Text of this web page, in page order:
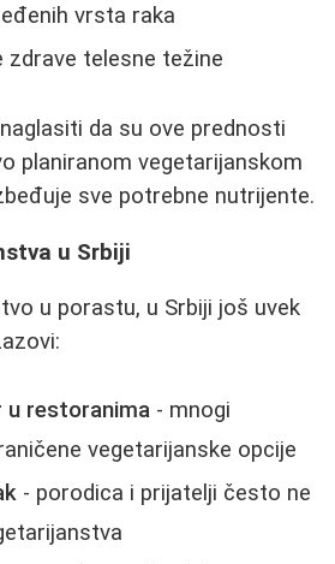
vrsta raka
zdrave telesne težine
da su ove prednosti
planiranom vegetarijanskom
sve potrebne nutrijente.
u Srbiji
u porastu, u Srbiji još uvek
u restoranima - mnogi
vegetarijanske opcije
- porodica i prijatelji često ne